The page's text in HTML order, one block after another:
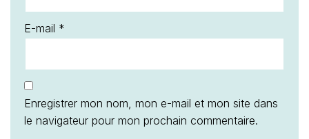
E-mail *
Enregistrer mon nom, mon e-mail et mon site dans
le navigateur pour mon prochain commentaire.